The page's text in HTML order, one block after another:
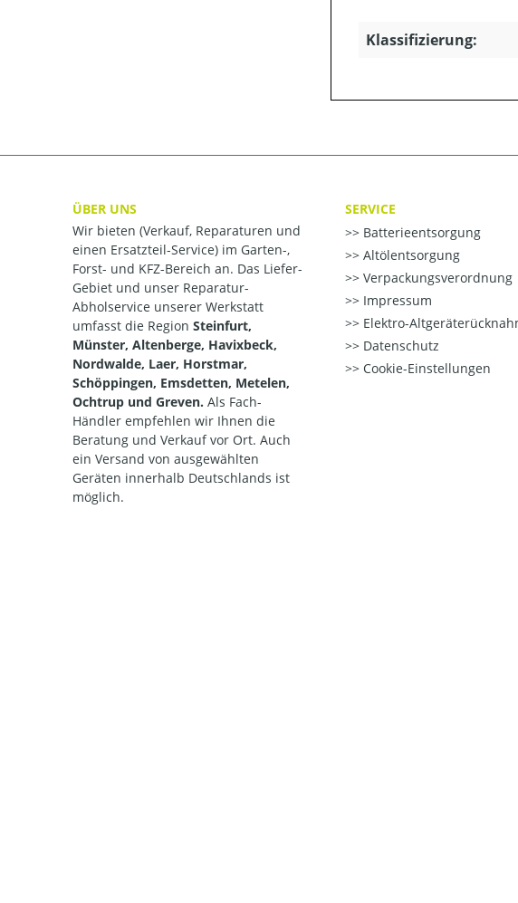
Klassifizierung:
ÜBER UNS
Wir bieten (Verkauf, Reparaturen und
einen Ersatzteil-Service) im Garten-,
Forst- und KFZ-Bereich an. Das Liefer-
Gebiet und unser Reparatur-
Abholservice unserer Werkstatt
umfasst die Region Steinfurt,
Münster, Altenberge, Havixbeck,
Nordwalde, Laer, Horstmar,
Schöppingen, Emsdetten, Metelen,
Ochtrup und Greven. Als Fach-
Händler empfehlen wir Ihnen die
Beratung und Verkauf vor Ort. Auch
ein Versand von ausgewählten
Geräten innerhalb Deutschlands ist
möglich.
SERVICE
Batterieentsorgung
Altölentsorgung
Verpackungsverordnung
Impressum
Elektro-
Datenschutz
Cookie-Einstellungen